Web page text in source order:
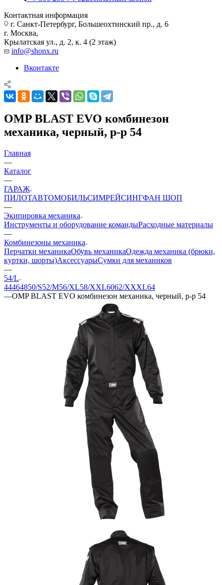
Контактная информация
г. Санкт-Петербург, Большеохтинский пр., д. 6
г. Москва,
Крылатская ул., д. 2, к. 4 (2 этаж)
info@shonx.ru
Вконтакте
OMP BLAST EVO комбинезон
механика, черный, р-р 54
Главная
—
Каталог
—
ГАРАЖ
ПИЛОТАВТОМОБИЛЬСИМРЕЙСИНГФАН ШОП
—
Экипировка механика
Инструменты и оборудование командыРасходные материалы
—
Комбинезоны механика
Перчатки механикаОбувь механикаОдежда механика (брюки,
куртки, шорты)АксессуарыСумки для механиков
—
54/L
44464850/S52/M56/XL58/XXL6062/XXXL64
—OMP BLAST EVO комбинезон механика, черный, р-р 54